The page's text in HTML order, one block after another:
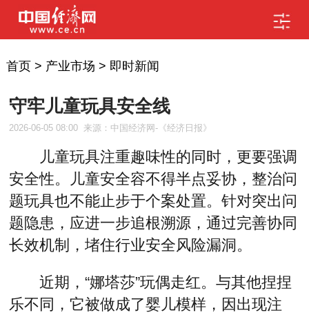
首页> 产业市场 > 即时新闻
守牢儿童玩具安全线
2026-06-05 08:00 来源：中国经济网-《经济日报》
儿童玩具注重趣味性的同时，更要强调
安全性。儿童安全容不得半点妥协，整治问
题玩具也不能止步于个案处置。针对突出问
题隐患，应进一步追根溯源，通过完善协同
长效机制，堵住行业安全风险漏洞。
近期，“娜塔莎”玩偶走红。与其他捏捏
乐不同，它被做成了婴儿模样，因出现注